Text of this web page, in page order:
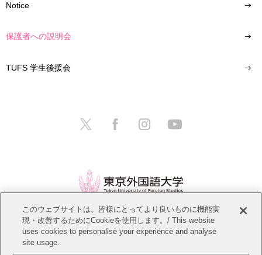
Notice
保護者への説明会
TUFS 学生後援会
情報公開 教職員募集 このサイトについて
このウェブサイトは、皆様にとってより良いものに機能実
現・改善するためにCookieを使用します。/ This website
uses cookies to personalise your experience and analyse
site usage.